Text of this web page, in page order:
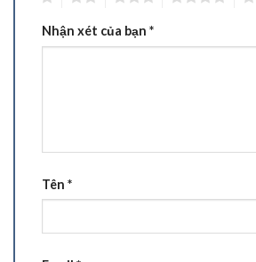
Nhận xét của bạn *
Tên *